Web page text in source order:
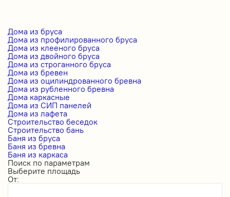
Дома из бруса
Дома из профилированного бруса
Дома из клееного бруса
Дома из двойного бруса
Дома из строганного бруса
Дома из бревен
Дома из оцилиндрованного бревна
Дома из рубленного бревна
Дома каркасные
Дома из СИП панелей
Дома из лафета
Строительство беседок
Строительство бань
Баня из бруса
Баня из бревна
Баня из каркаса
Поиск по параметрам
Выберите площадь
От: